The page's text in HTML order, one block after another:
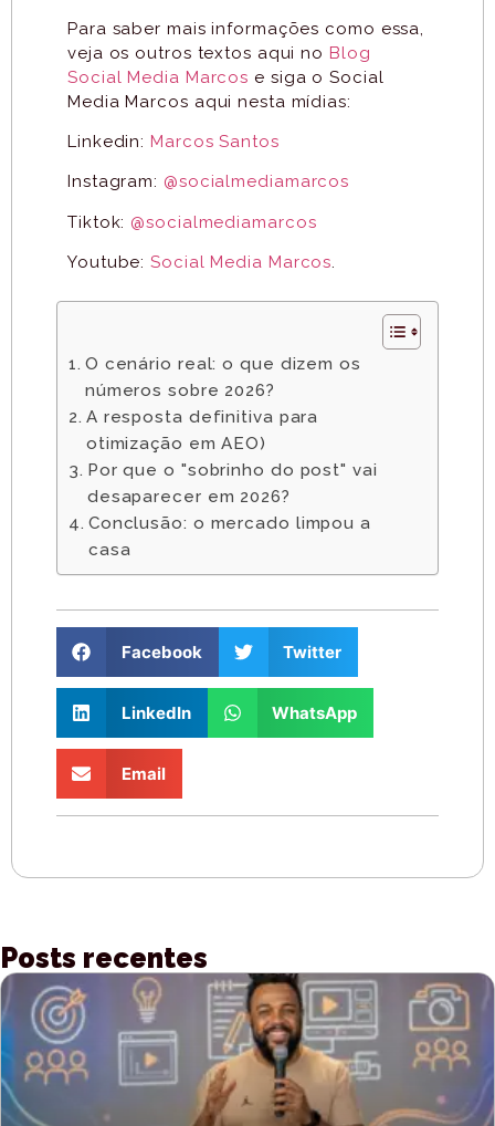
Para saber mais informações como essa,
veja os outros textos aqui no Blog
Social Media Marcos e siga o Social
Media Marcos aqui nesta mídias:
Linkedin: Marcos Santos
Instagram: @socialmediamarcos
Tiktok: @socialmediamarcos
Youtube:Social Media Marcos.
O cenário real: o que dizem os
números sobre 2026?
A resposta definitiva para
otimização em AEO)
Por que o "sobrinho do post" vai
desaparecer em 2026?
Conclusão: o mercado limpou a
casa
Facebook Twitter
LinkedIn WhatsApp
Email
Posts recentes